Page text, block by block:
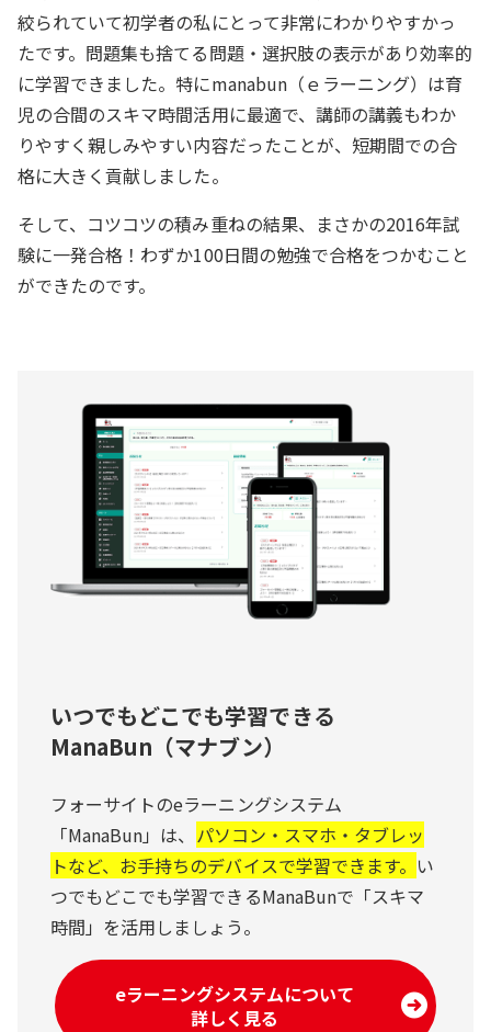
絞られていて初学者の私にとって非常にわかりやすかっ
たです。問題集も捨てる問題・選択肢の表示があり効率的
に学習できました。特にmanabun（ｅラーニング）は育
児の合間のスキマ時間活用に最適で、講師の講義もわか
りやすく親しみやすい内容だったことが、短期間での合
格に大きく貢献しました。
そして、コツコツの積み重ねの結果、まさかの2016年試
験に一発合格！わずか100日間の勉強で合格をつかむこと
ができたのです。
いつでもどこでも学習できる
ManaBun（マナブン）
フォーサイトのeラーニングシステム
「ManaBun」は、 パソコン・スマホ・タブレッ
トなど、お手持ちのデバイスで学習できます。 い
つでもどこでも学習できるManaBunで「スキマ
時間」を活用しましょう。
eラーニングシステムについて
詳しく見る